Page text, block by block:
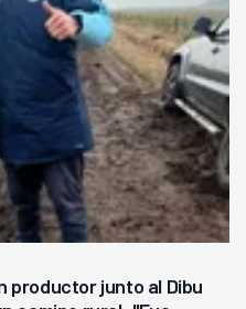
productor junto al Dibu